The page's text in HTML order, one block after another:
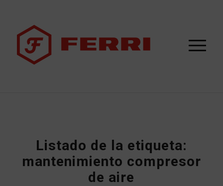
Listado de la etiqueta:
mantenimiento compresor
de aire